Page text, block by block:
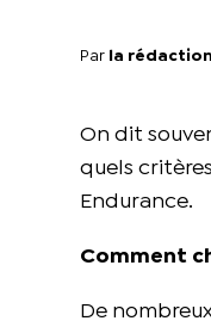
Par la rédaction
On dit
quels
Endurance.
Comment
De